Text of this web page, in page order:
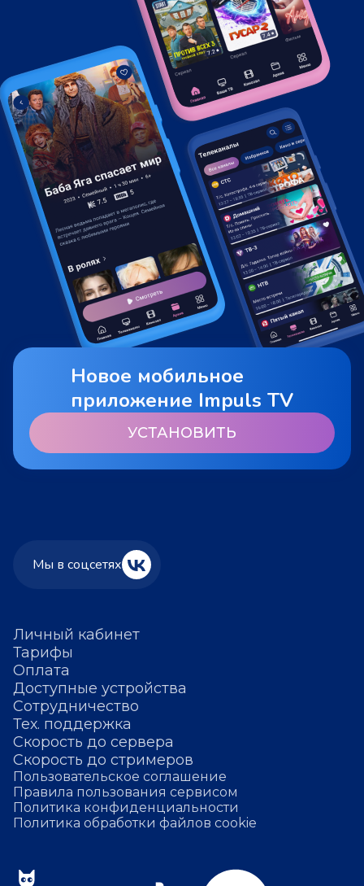
Новое мобильное
приложение Impuls TV
УСТАНОВИТЬ
Личный кабинет
Тарифы
Оплата
Доступные устройства
Сотрудничество
Тех. поддержка
Скорость до сервера
Скорость до стримеров
Пользовательское соглашение
Правила пользования сервисом
Политика конфиденциальности
Политика обработки файлов cookie
Мы в соцсетях